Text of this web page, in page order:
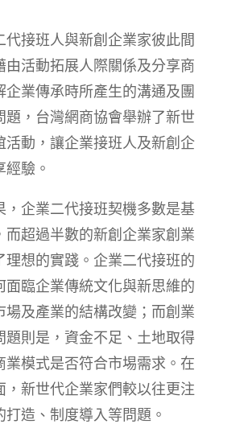
代接班人與新創企業家彼此間
由活動拓展人際關係及分享商
企業傳承時所產生的溝通及團
題，台灣網商協會舉辦了新世
活動，讓企業接班人及新創企
經驗。
，企業二代接班契機多數是基
而超過半數的新創企業家創業
理想的實踐。企業二代接班的
面臨企業傳統文化與新思維的
場及產業的結構改變；而創業
題則是，資金不足、土地取得
業模式是否符合市埸需求。在
，新世代企業家們較以往更注
打造、制度導入等問題。